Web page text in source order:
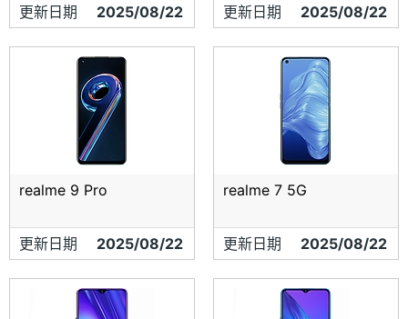
更新日期 2025/08/22 更新日期 2025/08/22
realme 9 Pro
更新日期 2025/08/22
realme 7 5G
更新日期 2025/08/22